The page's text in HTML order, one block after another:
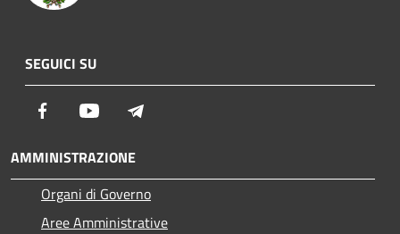
SEGUICI SU
Facebook Youtube
AMMINISTRAZIONE
Organi di Governo
Aree Amministrative